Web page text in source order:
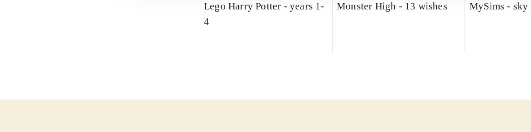
Lego Harry Potter - years 1-
4
Monster High - 13 wishes MySims - sky